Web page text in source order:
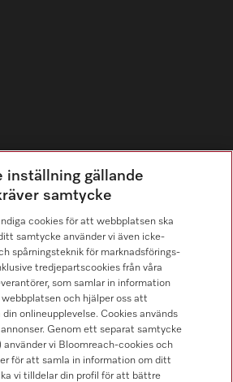
inställning gällande
samtycke
cookies för att webbplatsen ska
samtycke använder vi även icke-
spårningsteknik för marknadsförings-
tredjepartscookies från våra
som samlar in information
och hjälper oss att
onlineupplevelse. Cookies används
Genom ett separat samtycke
använder vi Bloomreach-cookies och
för att samla in information om ditt
vi tilldelar din profil för att bättre